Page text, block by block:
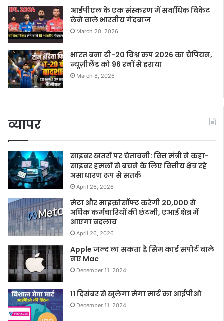
आईपीएल के एक संस्करण में सर्वाधिक विकेट
लेने वाले भारतीय गेंदबाज
March 20, 2026
भारत बना टी-20 विश्व कप 2026 का चैंपियन,
न्यूज़ीलैंड को 96 रनों से हराया
March 8, 2026
व्यापर
साइबर खतरों पर चेतावनी: वित्त मंत्री ने कहा-
साइबर हमलों से बचने के लिए वित्तीय क्षेत्र रहे
असाधारण रूप से सतर्क
April 26, 2026
मेटा और माइक्रोसॉफ्ट करेगी 20,000 से
अधिक कर्मचारियों की छंटनी, एआई क्षेत्र में
आएगा बदलाव
April 26, 2026
Apple जल्द ला सकता है सिम कार्ड सपोर्ट वाले
नए Mac
December 11, 2024
11 दिसंबर से खुलेगा मेगा मार्ट का आईपीओ
December 11, 2024